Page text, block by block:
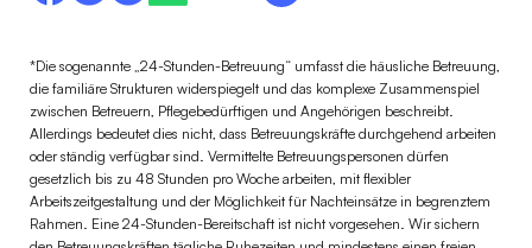
*Die sogenannte „24-Stunden-Betreuung“ umfasst die häusliche Betreuung,
die familiäre Strukturen widerspiegelt und das komplexe Zusammenspiel
zwischen Betreuern, Pflegebedürftigen und Angehörigen beschreibt.
Allerdings bedeutet dies nicht, dass Betreuungskräfte durchgehend arbeiten
oder ständig verfügbar sind. Vermittelte Betreuungspersonen dürfen
gesetzlich bis zu 48 Stunden pro Woche arbeiten, mit flexibler
Arbeitszeitgestaltung und der Möglichkeit für Nachteinsätze in begrenztem
Rahmen. Eine 24-Stunden-Bereitschaft ist nicht vorgesehen. Wir sichern